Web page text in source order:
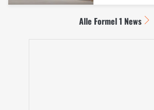
Alle Formel 1 News